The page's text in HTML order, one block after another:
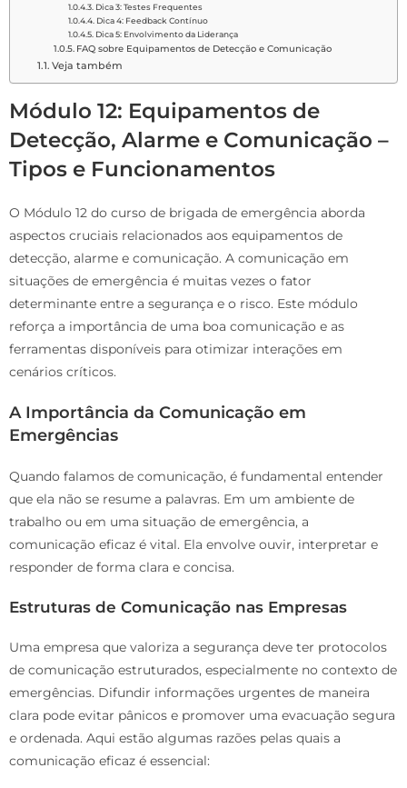
Dica 3: Testes Frequentes
Dica 4: Feedback Contínuo
Dica 5: Envolvimento da Liderança
FAQ sobre Equipamentos de Detecção e Comunicação
Veja também
Módulo 12: Equipamentos de
Detecção, Alarme e Comunicação –
Tipos e Funcionamentos
O Módulo 12 do curso de brigada de emergência aborda
aspectos cruciais relacionados aos equipamentos de
detecção, alarme e comunicação. A comunicação em
situações de emergência é muitas vezes o fator
determinante entre a segurança e o risco. Este módulo
reforça a importância de uma boa comunicação e as
ferramentas disponíveis para otimizar interações em
cenários críticos.
A Importância da Comunicação em
Emergências
Quando falamos de comunicação, é fundamental entender
que ela não se resume a palavras. Em um ambiente de
trabalho ou em uma situação de emergência, a
comunicação eficaz é vital. Ela envolve ouvir, interpretar e
responder de forma clara e concisa.
Estruturas de Comunicação nas Empresas
Uma empresa que valoriza a segurança deve ter protocolos
de comunicação estruturados, especialmente no contexto de
emergências. Difundir informações urgentes de maneira
clara pode evitar pânicos e promover uma evacuação segura
e ordenada. Aqui estão algumas razões pelas quais a
comunicação eficaz é essencial: